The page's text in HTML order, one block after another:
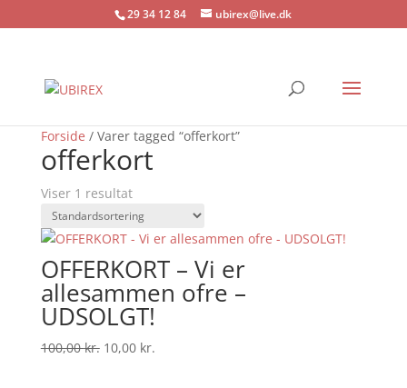
29 34 12 84 ubirex@live.dk
Forside / Varer tagged “offerkort”
offerkort
Viser 1 resultat
Tilbud!
OFFERKORT – Vi er
allesammen ofre –
UDSOLGT!
100,00kr. Den
10,00 kr.Den